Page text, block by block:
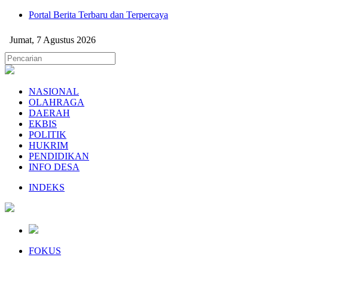
Portal Berita Terbaru dan Terpercaya
Jumat, 7 Agustus 2026
NASIONAL
OLAHRAGA
DAERAH
EKBIS
POLITIK
HUKRIM
PENDIDIKAN
INFO DESA
INDEKS
FOKUS